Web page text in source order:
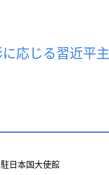
応じる習近平
日本国大使館